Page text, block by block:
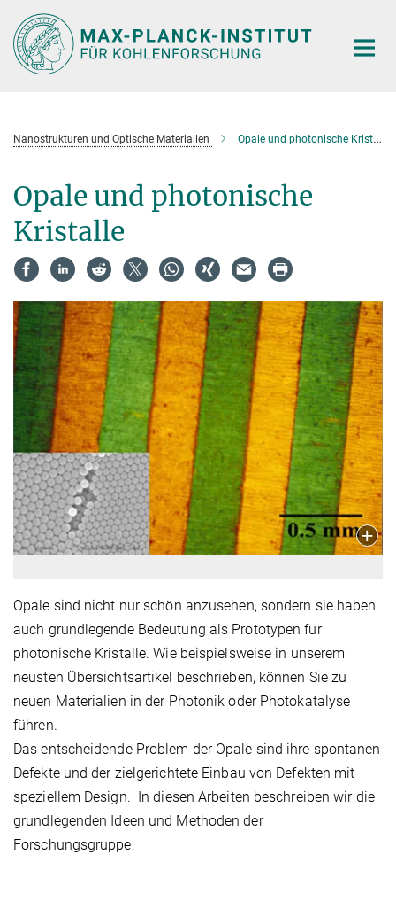
Hauptinhalt
Nanostrukturen und Optische Materialien Opale und photonische Kristalle
Opale und photonische
Kristalle
Opale sind nicht nur schön anzusehen, sondern sie haben
auch grundlegende Bedeutung als Prototypen für
photonische Kristalle. Wie beispielsweise in unserem
neusten Übersichtsartikel beschrieben, können Sie zu
neuen Materialien in der Photonik oder Photokatalyse
führen.
Das entscheidende Problem der Opale sind ihre spontanen
Defekte und der zielgerichtete Einbau von Defekten mit
speziellem Design. In diesen Arbeiten beschreiben wir die
grundlegenden Ideen und Methoden der
Forschungsgruppe: